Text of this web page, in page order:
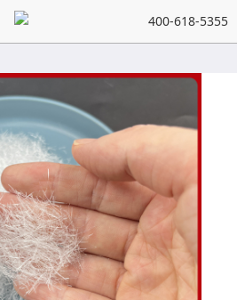
400-618-5355